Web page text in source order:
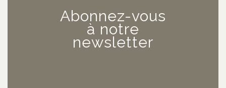
Abonnez-vous
à notre
newsletter